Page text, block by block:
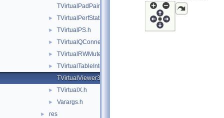
TVirtualPadPainter.h
► TVirtualPerfStats.h
► TVirtualPS.h
► TVirtualQConnection.h
► TVirtualRWMutex.h
►
TVirtualTableInterface.h
TVirtualViewer3D.h
► TVirtualX.h
► Varargs.h
► res